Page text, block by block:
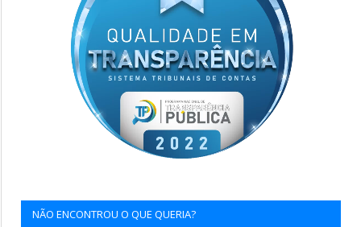
NÃO ENCONTROU O QUE QUERIA?